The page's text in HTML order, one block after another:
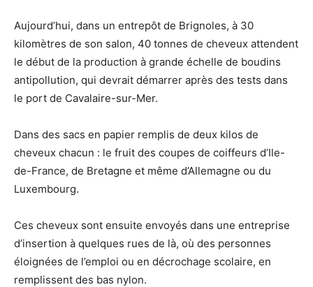
Aujourd’hui, dans un entrepôt de Brignoles, à 30
kilomètres de son salon, 40 tonnes de cheveux attendent
le début de la production à grande échelle de boudins
antipollution, qui devrait démarrer après des tests dans
le port de Cavalaire-sur-Mer.
Dans des sacs en papier remplis de deux kilos de
cheveux chacun : le fruit des coupes de coiffeurs d’Ile-
de-France, de Bretagne et même d’Allemagne ou du
Luxembourg.
Ces cheveux sont ensuite envoyés dans une entreprise
d’insertion à quelques rues de là, où des personnes
éloignées de l’emploi ou en décrochage scolaire, en
remplissent des bas nylon.